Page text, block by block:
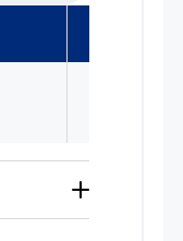
メージ表です。確認